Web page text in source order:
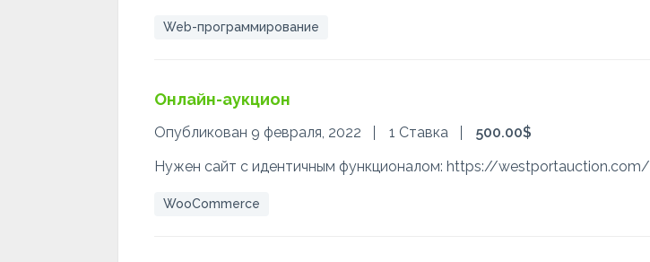
Web-программирование
Онлайн-аукцион
Опубликован 9 февраля, 2022 1 Ставка
500.00$
Нужен сайт с идентичным функционалом: https://westportauction.com/
WooCommerce